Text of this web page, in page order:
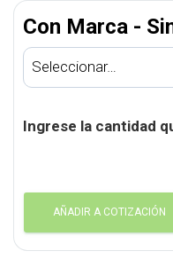
Con Marca -
Ingrese la cantidad
AÑADIR A COTIZACIÓN